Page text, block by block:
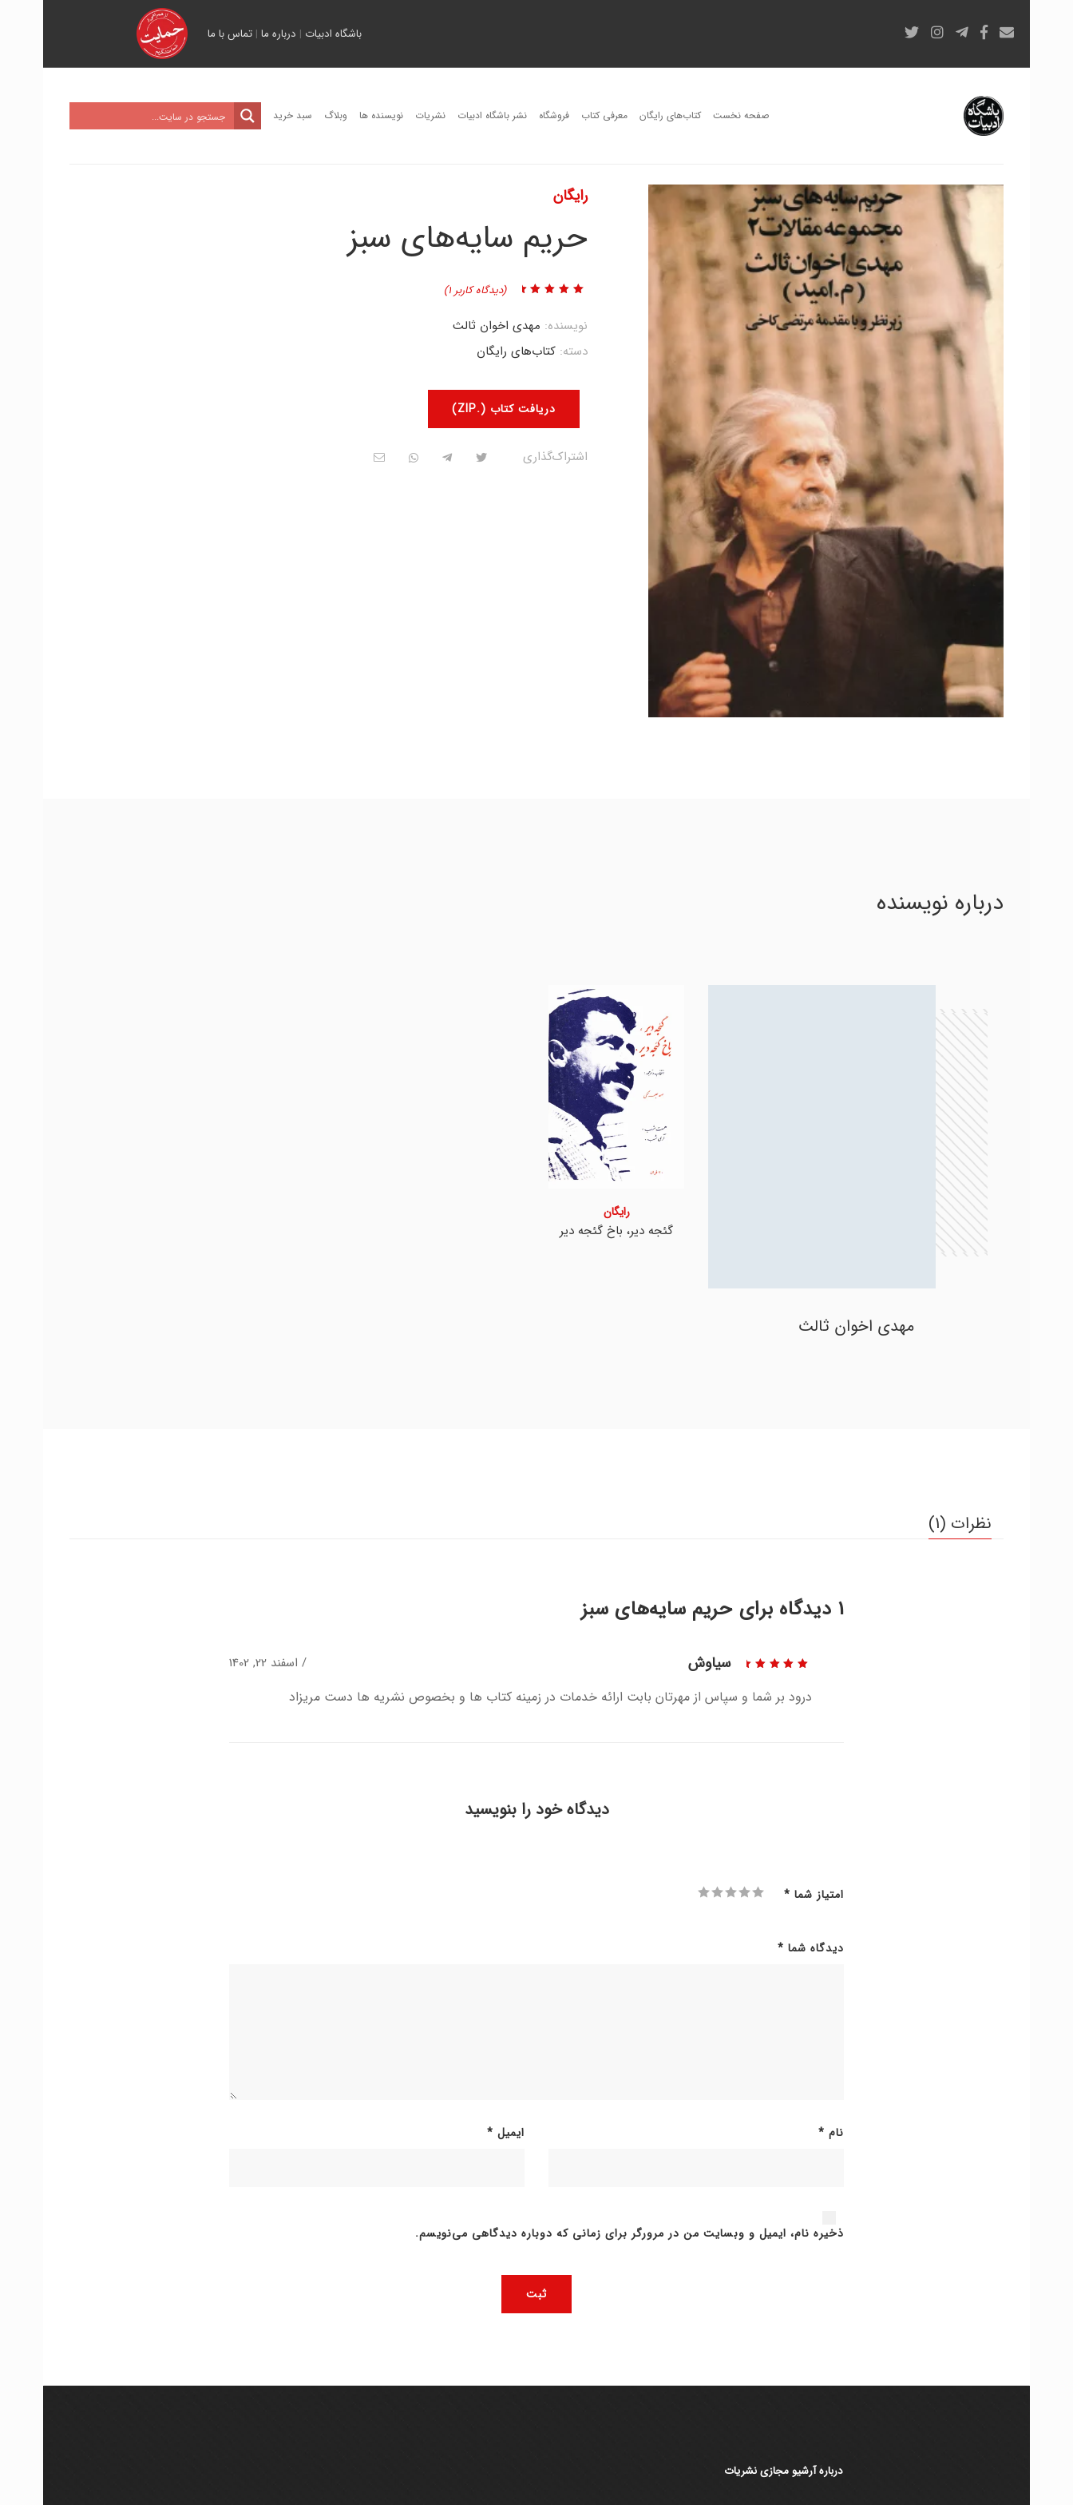
باشگاه ادبیات | درباره ما |تماس با ما
صفحه نخست کتاب‌های رایگان معرفی کتاب فروشگاه نشر باشگاه ادبیات نشریات نویسنده ها وبلاگ سبد خرید
رایگان
حریم سایه‌های سبز
(دیدگاه کاربر1
)
دریافت کتاب (.ZIP)
نویسنده: مهدی اخوان ثالث
دسته: کتاب‌های رایگان
اشتراک‌گذاری
درباره نویسنده
مهدی اخوان ثالث
گئجه دیر، باخ گئجه دیر
رایگان
نظرات (1)
1 دیدگاه برای حریم سایه‌های سبز
سیاوش اسفند 22, 1402
درود بر شما و سپاس از مهرتان بابت ارائه خدمات در زمینه کتاب ها و بخصوص نشریه ها دست مریزاد
دیدگاه خود را بنویسید
امتیاز شما *
دیدگاه شما *
نام * ایمیل *
ذخیره نام، ایمیل و وبسایت من در مرورگر برای زمانی که دوباره دیدگاهی می‌نویسم.
دربارۀ آرشیو مجازی نشریات